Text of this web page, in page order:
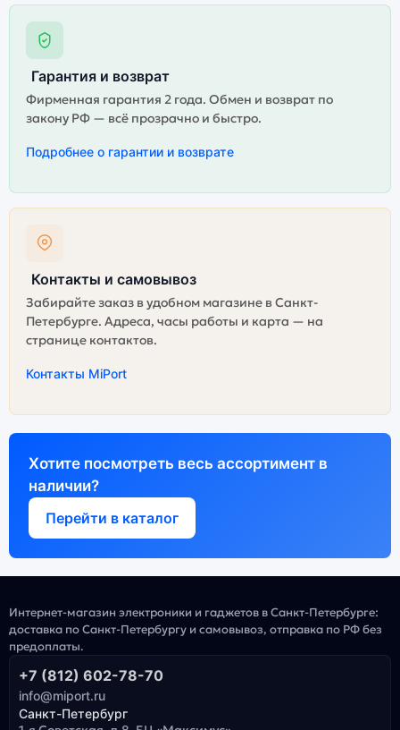
Гарантия и возврат
Фирменная гарантия 2 года. Обмен и возврат по
закону РФ — всё прозрачно и быстро.
Подробнее о гарантии и возврате
Контакты и самовывоз
Забирайте заказ в удобном магазине в Санкт-
Петербурге. Адреса, часы работы и карта — на
странице контактов.
Контакты MiPort
Хотите посмотреть весь ассортимент в
наличии?
Перейти в каталог
Интернет-магазин электроники и гаджетов в Санкт-Петербурге:
доставка по Санкт-Петербургу и самовывоз, отправка по РФ без
предоплаты.
+7 (812) 602-78-70
info@miport.ru
Санкт-Петербург